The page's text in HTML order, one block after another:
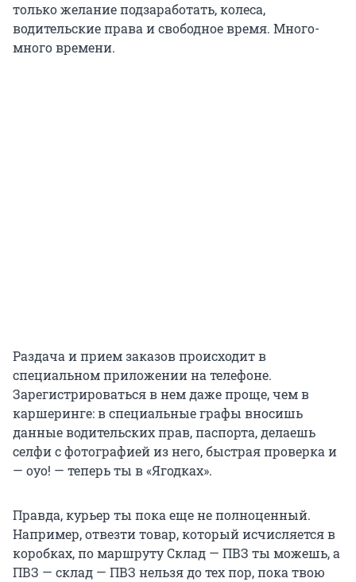
только желание подзаработать, колеса,
водительские права и свободное время. Много-
много времени.
Раздача и прием заказов происходит в
специальном приложении на телефоне.
Зарегистрироваться в нем даже проще, чем в
каршеринге: в специальные графы вносишь
данные водительских прав, паспорта, делаешь
селфи с фотографией из него, быстрая проверка и
— оуо! — теперь ты в «Ягодках».
Правда, курьер ты пока еще не полноценный.
Например, отвезти товар, который исчисляется в
коробках, по маршруту Склад — ПВЗ ты можешь, а
ПВЗ — склад — ПВЗ нельзя до тех пор, пока твою